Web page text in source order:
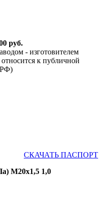
руб.
- изготовителем
к публичной
РФ)
СКАЧАТЬ ПАСПОРТ
М20х1,5 1,0